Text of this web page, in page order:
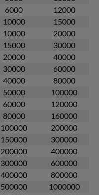
6000
12000
10000
15000
10000
20000
15000
30000
20000
40000
30000
60000
40000
80000
50000
100000
60000
120000
80000
160000
100000
200000
150000
300000
200000
400000
300000
600000
400000
800000
500000
1000000